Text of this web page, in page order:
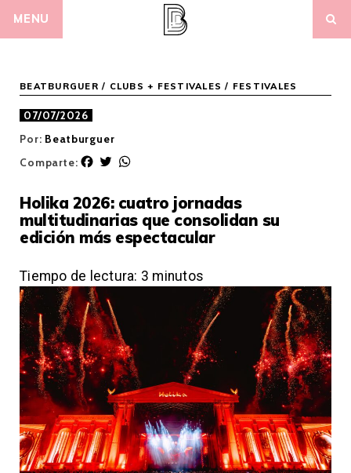
MENU
BEATBURGUER / CLUBS + FESTIVALES / FESTIVALES
07/07/2026
Por: Beatburguer
Comparte:
F
e
b
o
k
T
t
t
e
t
s
A
p
Holika 2026: cuatro jornadas
multitudinarias que consolidan su
edición más espectacular
Tiempo de lectura: 3 minutos